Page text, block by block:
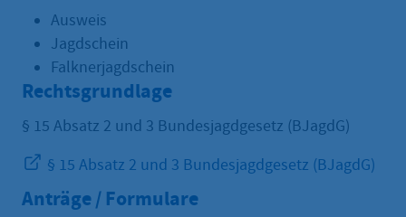
Ausweis
Jagdschein
Falknerjagdschein
Rechtsgrundlage
§ 15 Absatz 2 und 3 Bundesjagdgesetz (BJagdG)
§ 15 Absatz 2 und 3 Bundesjagdgesetz (BJagdG)
Anträge / Formulare